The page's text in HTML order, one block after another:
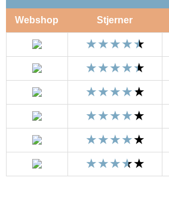
Webshop Stjerner